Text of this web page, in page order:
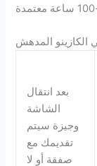
الكازينو المدهش
بعد انتقال
الشاشة
وجيزة سيتم
تقديمك مع
صفقة أو لا